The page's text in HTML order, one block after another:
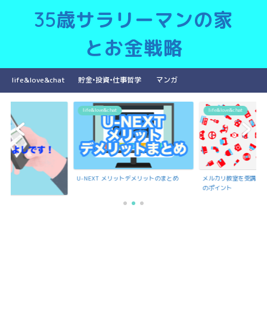
35歳サラリーマンの家
とお金戦略
life&love&chat 貯金•投資•仕事哲学 マンガ
デメリットのまとめ
life&love&chat
メルカリ教室を受講で聞いたメルカリ出品
life&love&chat